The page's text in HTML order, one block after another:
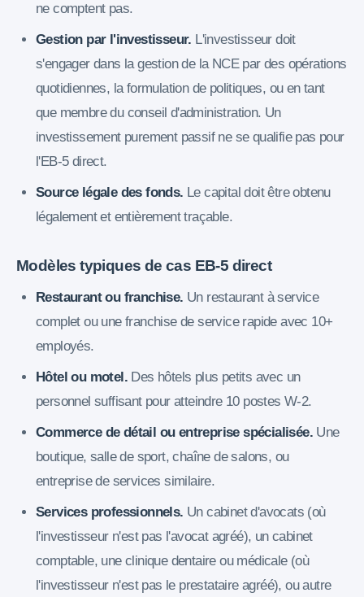
ne comptent pas.
Gestion par l'investisseur. L'investisseur doit
s'engager dans la gestion de la NCE par des opérations
quotidiennes, la formulation de politiques, ou en tant
que membre du conseil d'administration. Un
investissement purement passif ne se qualifie pas pour
l'EB-5 direct.
Source légale des fonds. Le capital doit être obtenu
légalement et entièrement traçable.
Modèles typiques de cas EB-5 direct
Restaurant ou franchise. Un restaurant à service
complet ou une franchise de service rapide avec 10+
employés.
Hôtel ou motel. Des hôtels plus petits avec un
personnel suffisant pour atteindre 10 postes W-2.
Commerce de détail ou entreprise spécialisée. Une
boutique, salle de sport, chaîne de salons, ou
entreprise de services similaire.
Services professionnels. Un cabinet d'avocats (où
l'investisseur n'est pas l'avocat agréé), un cabinet
comptable, une clinique dentaire ou médicale (où
l'investisseur n'est pas le prestataire agréé), ou autre